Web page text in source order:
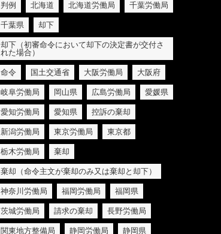
判例 北海道 北海道労働局 千葉労働局
千葉県 却下
却下（初審命令において却下の決定書が交付さ
れた場合）
命令 国土交通省 大阪労働局 大阪府
岐阜労働局 岡山県 広島労働局 愛媛県
愛知労働局 愛知県 控訴の棄却
新潟労働局 東京労働局 東京都
栃木労働局 棄却
棄却（命令主文が棄却のみ又は棄却と却下）
神奈川労働局 福岡労働局 福岡県
茨城労働局 請求の棄却 長野労働局
関東地方整備局 静岡労働局 静岡県